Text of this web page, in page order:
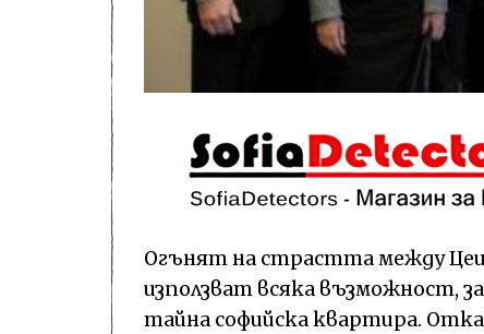
Огънят на страстта между
използват всяка възможност,
тайна софийска квартира.